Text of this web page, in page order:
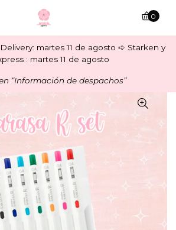
martes 11 de agosto ➪ Starken y
: martes 11 de agosto
“Información de despachos”
0